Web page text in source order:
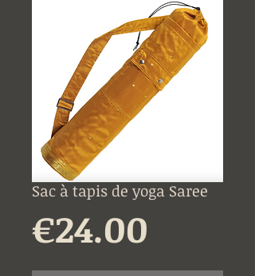
Sac à tapis de yoga Saree
€24.00